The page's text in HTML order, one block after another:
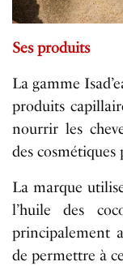
Ses produits
La gamme
produits
nourrir les
des cosmétiques
La marque
l’huile des
principalement
de permettre à